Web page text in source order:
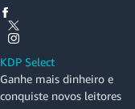
KDP Select
Ganhe mais dinheiro e
conquiste novos leitores